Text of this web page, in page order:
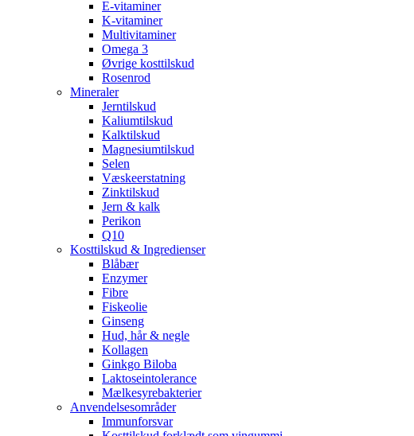
E-vitaminer
K-vitaminer
Multivitaminer
Omega 3
Øvrige kosttilskud
Rosenrod
Mineraler
Jerntilskud
Kaliumtilskud
Kalktilskud
Magnesiumtilskud
Selen
Væskeerstatning
Zinktilskud
Jern & kalk
Perikon
Q10
Kosttilskud & Ingredienser
Blåbær
Enzymer
Fibre
Fiskeolie
Ginseng
Hud, hår & negle
Kollagen
Ginkgo Biloba
Laktoseintolerance
Mælkesyrebakterier
Anvendelsesområder
Immunforsvar